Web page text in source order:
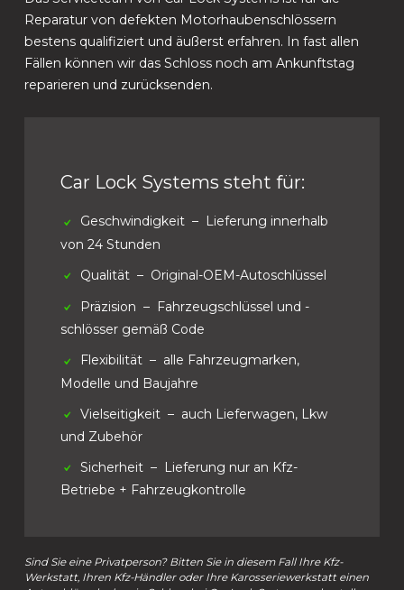
Reparatur von defekten Motorhaubenschlössern
bestens qualifiziert und äußerst erfahren. In fast allen
Fällen können wir das Schloss noch am Ankunftstag
reparieren und zurücksenden.
Car Lock Systems steht für:
Geschwindigkeit – Lieferung innerhalb
von 24 Stunden
Qualität – Original-OEM-Autoschlüssel
Präzision – Fahrzeugschlüssel und -
schlösser gemäß Code
Flexibilität – alle Fahrzeugmarken,
Modelle und Baujahre
Vielseitigkeit – auch Lieferwagen, Lkw
und Zubehör
Sicherheit – Lieferung nur an Kfz-
Betriebe + Fahrzeugkontrolle
Sind Sie eine Privatperson? Bitten Sie in diesem Fall Ihre Kfz-
Werkstatt, Ihren Kfz-Händler oder Ihre Karosseriewerkstatt einen